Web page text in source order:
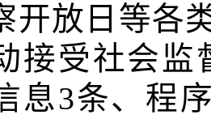
开放日等各
接受社会监
息3条、程